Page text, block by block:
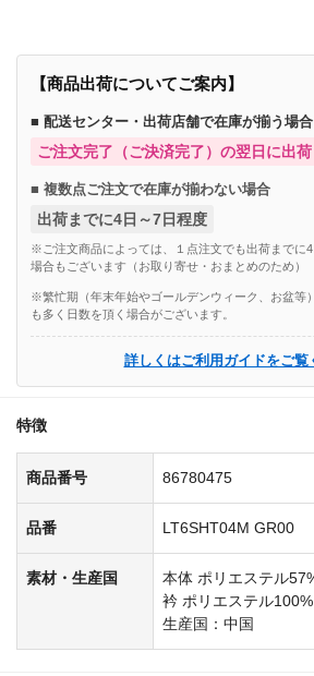
【商品出荷についてご案内】
■ 配送センター・出荷店舗で在庫が揃う場合
ご注文完了（ご決済完了）の翌日に出荷
■ 複数点ご注文で在庫が揃わない場合
出荷までに4日～7日程度
※ご注文商品によっては、１点注文でも出荷までに4
場合もございます（お取り寄せ・おまとめのため）
※繁忙期（年末年始やゴールデンウィーク、お盆等
も多く日数を頂く場合がございます。
詳しくはご利用ガイドをご覧
特徴
商品番号 86780475
品番 LT6SHT04M GR00
素材・生産国
本体 ポリエステル
衿 ポリエステル100%
生産国：中国